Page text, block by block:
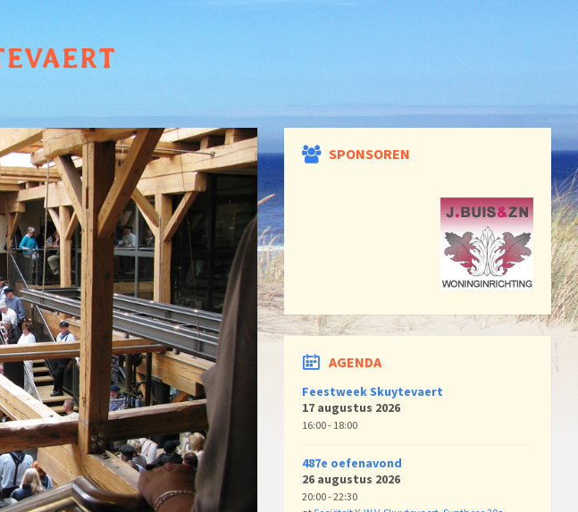
SPONSOREN
AGENDA
Feestweek Skuytevaert
17 augustus 2026
16:00 - 18:00
487e oefenavond
26 augustus 2026
20:00 - 22:30